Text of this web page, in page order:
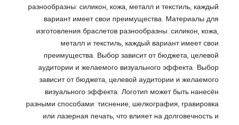
разнообразны: силикон, кожа, металл и текстиль, каждый
вариант имеет свои преимущества. Материалы для
изготовления браслетов разнообразны: силикон, кожа,
металл и текстиль, каждый вариант имеет свои
преимущества. Выбор зависит от бюджета, целевой
аудитории и желаемого визуального эффекта. Выбор
зависит от бюджета, целевой аудитории и желаемого
визуального эффекта. Логотип может быть нанесён
разными способами: тиснение, шелкография, гравировка
или лазерная печать, что влияет на долговечность и